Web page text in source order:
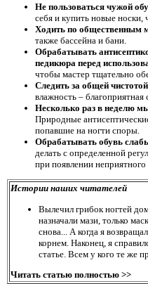
Не пользоваться чужой
себя и купить новые носки,
Ходить по общественным
также бассейна и бани.
Обрабатывать
педикюра перед
чтобы мастер тщательно
Следить за общей
влажность –
Несколько раз в неделю
Природные
попавшие на ногти споры.
Обрабатывать обувь
делать с определенной
при появлении неприятного
Истории наших читателей
Вылечил грибок ногтей
назначали мази, только
снова... А когда я
корнем. Наконец, я
статье. Всем у кого те же
Читать статью полностью >>